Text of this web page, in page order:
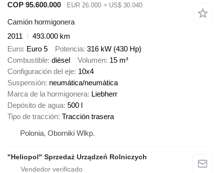
COP 95.600.000 EUR 26.000 ≈ US$ 30.040
Camión hormigonera
2011
493.000 km
Euro Euro 5 Potencia 316 kW (430 Hp)
Combustible diésel Volumen 15 m³
Configuración del eje 10x4
Suspensión neumática/neumática
Marca de la hormigonera Liebherr
Depósito de agua 500 l
Tipo de tracción Tracción trasera
Polonia, Oborniki Wlkp.
"Heliopol" Sprzedaż Urządzeń Rolniczych